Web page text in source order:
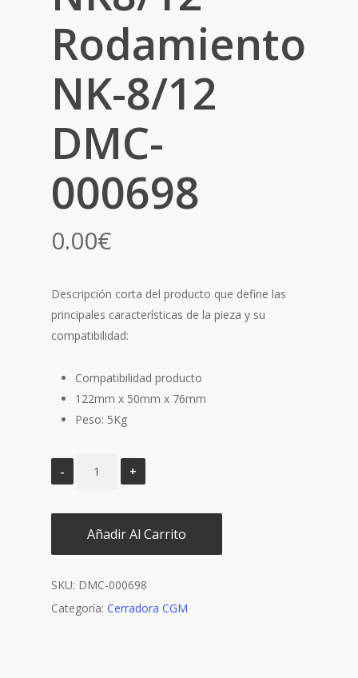
Rodamiento
NK-8/12
DMC-
000698
0.00€
Descripción corta del producto que define las
principales características de la pieza y su
compatibilidad:
Compatibilidad producto
122mm x 50mm x 76mm
Peso: 5Kg
Añadir Al Carrito
SKU: DMC-000698
Categoría: Cerradora CGM